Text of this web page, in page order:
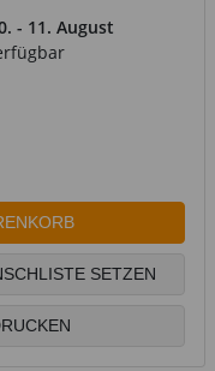
- 11. August
SETZEN